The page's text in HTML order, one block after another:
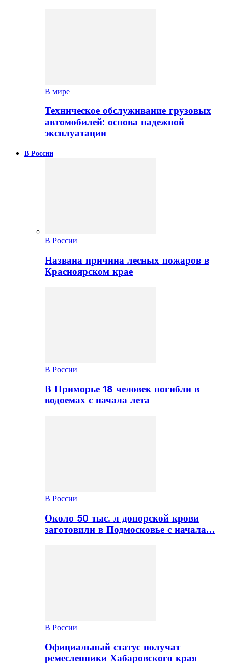
В мире
Техническое обслуживание грузовых
автомобилей: основа надежной
эксплуатации
В России
В России
Названа причина лесных пожаров в
Красноярском крае
В России
В Приморье 18 человек погибли в
водоемах с начала лета
В России
Около 50 тыс. л донорской крови
заготовили в Подмосковье с начала…
В России
Официальный статус получат
ремесленники Хабаровского края